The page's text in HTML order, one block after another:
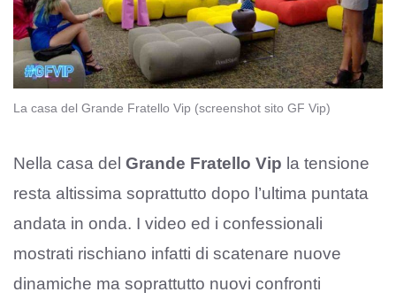
La casa del Grande Fratello Vip (screenshot sito GF Vip)
Nella casa del Grande Fratello Vip la tensione
resta altissima soprattutto dopo l’ultima puntata
andata in onda. I video ed i confessionali
mostrati rischiano infatti di scatenare nuove
dinamiche ma soprattutto nuovi confronti